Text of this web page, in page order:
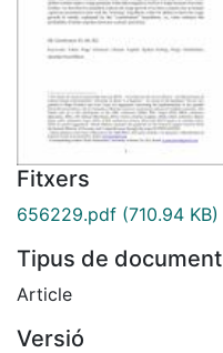
Fitxers
656229.pdf (710.94 KB)
Tipus de document
Article
Versió